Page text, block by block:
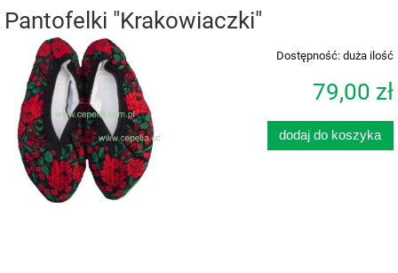
Pantofelki "Krakowiaczki"
Dostępność: duża ilość
79,00 zł
dodaj do koszyka